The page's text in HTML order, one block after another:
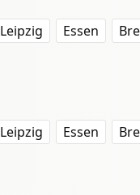
Leipzig Essen
Leipzig Essen